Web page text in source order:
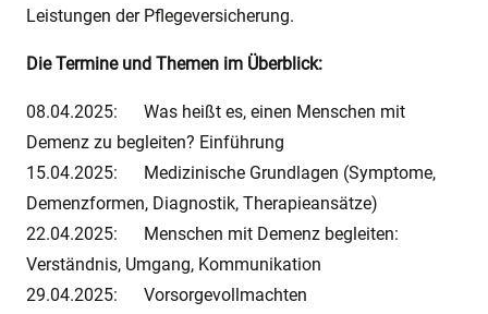
Leistungen der Pflegeversicherung.
Die Termine und Themen im Überblick:
08.04.2025: Was heißt es, einen Menschen mit
Demenz zu begleiten? Einführung
15.04.2025: Medizinische Grundlagen (Symptome,
Demenzformen, Diagnostik, Therapieansätze)
22.04.2025: Menschen mit Demenz begleiten:
Verständnis, Umgang, Kommunikation
29.04.2025: Vorsorgevollmachten